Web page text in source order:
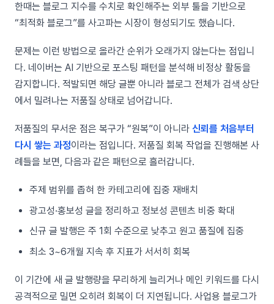
한때는 블로그 지수를 수치로 확인해주는 외부 툴을 기반으로
“최적화 블로그”를 사고파는 시장이 형성되기도 했습니다.
문제는 이런 방법으로 올라간 순위가 오래가지 않는다는 점입니
다. 네이버는 AI 기반으로 포스팅 패턴을 분석해 비정상 활동을
감지합니다. 적발되면 해당 글뿐 아니라 블로그 전체가 검색 상단
에서 밀려나는 저품질 상태로 넘어갑니다.
저품질의 무서운 점은 복구가 “원복”이 아니라 신뢰를 처음부터
다시 쌓는 과정이라는 점입니다. 저품질 회복 작업을 진행해본 사
례들을 보면, 다음과 같은 패턴으로 흘러갑니다.
주제 범위를 좁혀 한 카테고리에 집중 재배치
광고성·홍보성 글을 정리하고 정보성 콘텐츠 비중 확대
신규 글 발행은 주 1회 수준으로 낮추고 원고 품질에 집중
최소 3~6개월 지속 후 지표가 서서히 회복
이 기간에 새 글 발행량을 무리하게 늘리거나 메인 키워드를 다시
공격적으로 밀면 오히려 회복이 더 지연됩니다. 사업용 블로그가